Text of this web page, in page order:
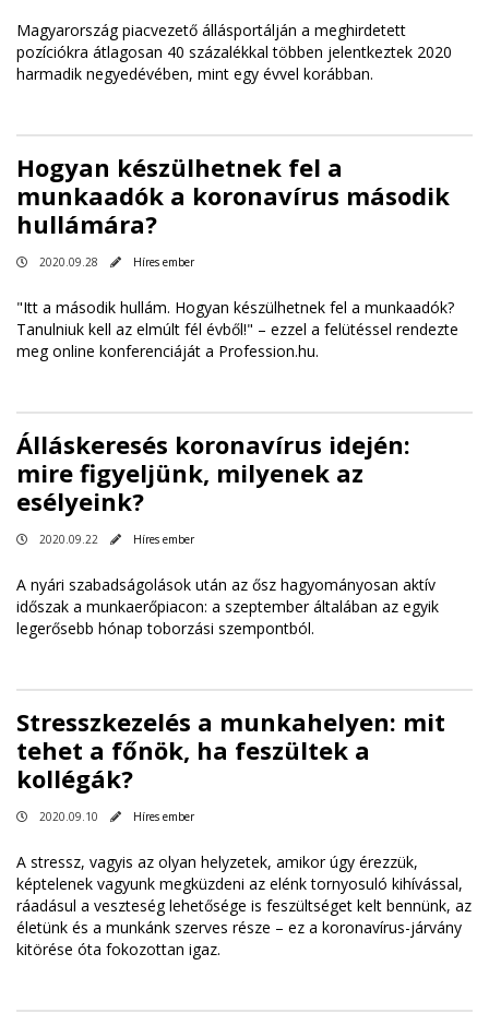
Magyarország piacvezető állásportálján a meghirdetett
pozíciókra átlagosan 40 százalékkal többen jelentkeztek 2020
harmadik negyedévében, mint egy évvel korábban.
Hogyan készülhetnek fel a
munkaadók a koronavírus második
hullámára?
2020.09.28 Híres ember
"Itt a második hullám. Hogyan készülhetnek fel a munkaadók?
Tanulniuk kell az elmúlt fél évből!" – ezzel a felütéssel rendezte
meg online konferenciáját a Profession.hu.
Álláskeresés koronavírus idején:
mire figyeljünk, milyenek az
esélyeink?
2020.09.22 Híres ember
A nyári szabadságolások után az ősz hagyományosan aktív
időszak a munkaerőpiacon: a szeptember általában az egyik
legerősebb hónap toborzási szempontból.
Stresszkezelés a munkahelyen: mit
tehet a főnök, ha feszültek a
kollégák?
2020.09.10 Híres ember
A stressz, vagyis az olyan helyzetek, amikor úgy érezzük,
képtelenek vagyunk megküzdeni az elénk tornyosuló kihívással,
ráadásul a veszteség lehetősége is feszültséget kelt bennünk, az
életünk és a munkánk szerves része – ez a koronavírus-járvány
kitörése óta fokozottan igaz.